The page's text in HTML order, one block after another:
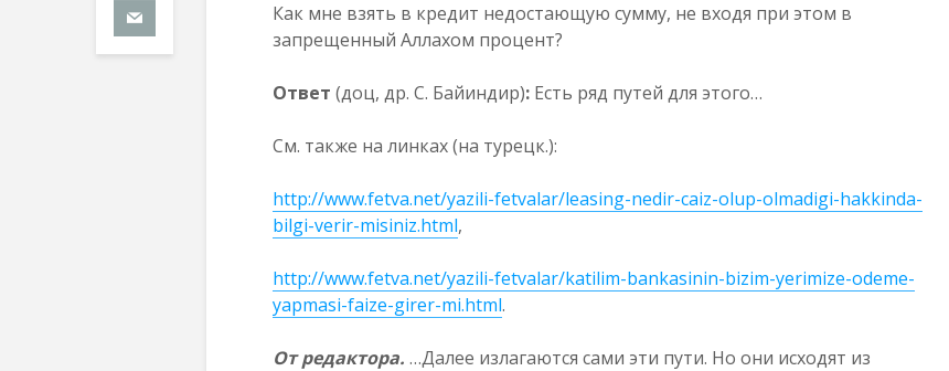
Как мне взять в кредит недостающую сумму, не входя при этом в
запрещенный Аллахом процент?
Ответ (доц, др. С. Байиндир): Есть ряд путей для этого…
См. также на линках (на турецк.):
http://www.fetva.net/yazili-fetvalar/leasing-nedir-caiz-olup-olmadigi-hakkinda-
bilgi-verir-misiniz.html,
http://www.fetva.net/yazili-fetvalar/katilim-bankasinin-bizim-yerimize-odeme-
yapmasi-faize-girer-mi.html.
От редактора. …Далее излагаются сами эти пути. Но они исходят из